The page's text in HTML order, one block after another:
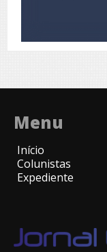
Menu
Início
Colunistas
Expediente